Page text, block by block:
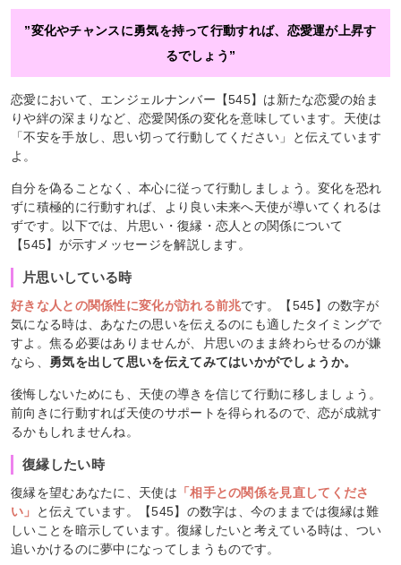
”変化やチャンスに勇気を持って行動すれば、恋愛運が上昇す
るでしょう”
恋愛において、エンジェルナンバー【545】は新たな恋愛の始ま
りや絆の深まりなど、恋愛関係の変化を意味しています。天使は
「不安を手放し、思い切って行動してください」と伝えています
よ。
自分を偽ることなく、本心に従って行動しましょう。変化を恐れ
ずに積極的に行動すれば、より良い未来へ天使が導いてくれるは
ずです。以下では、片思い・復縁・恋人との関係について
【545】が示すメッセージを解説します。
片思いしている時
好きな人との関係性に変化が訪れる前兆です。【545】の数字が
気になる時は、あなたの思いを伝えるのにも適したタイミングで
すよ。焦る必要はありませんが、片思いのまま終わらせるのが嫌
なら、 勇気を出して思いを伝えてみてはいかがでしょうか。
後悔しないためにも、天使の導きを信じて行動に移しましょう。
前向きに行動すれば天使のサポートを得られるので、恋が成就す
るかもしれませんね。
復縁したい時
復縁を望むあなたに、天使は 「相手との関係を見直してくださ
い」
と伝えています。【545】の数字は、今のままでは復縁は難
しいことを暗示しています。復縁したいと考えている時は、つい
追いかけるのに夢中になってしまうものです。